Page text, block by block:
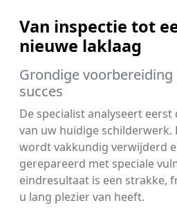
Van inspectie tot
nieuwe laklaag
Grondige
succes
De specialist analyseert
van uw huidige
wordt vakkundig verwijderd
gerepareerd met speciale
eindresultaat is een strakke,
u lang plezier van heeft.